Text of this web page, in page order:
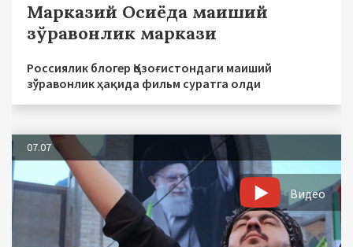
Марказий Осиёда маиший
зўравонлик маркази
Россиялик блогер Қозоғистондаги маиший
зўравонлик ҳақида фильм суратга олди
07.07
Видео